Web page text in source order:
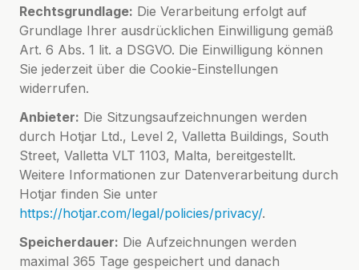
Rechtsgrundlage: Die Verarbeitung erfolgt auf
Grundlage Ihrer ausdrücklichen Einwilligung gemäß
Art. 6 Abs. 1 lit. a DSGVO. Die Einwilligung können
Sie jederzeit über die Cookie-Einstellungen
widerrufen.
Anbieter: Die Sitzungsaufzeichnungen werden
durch Hotjar Ltd., Level 2, Valletta Buildings, South
Street, Valletta VLT 1103, Malta, bereitgestellt.
Weitere Informationen zur Datenverarbeitung durch
Hotjar finden Sie unter
https://hotjar.com/legal/policies/privacy/.
Speicherdauer: Die Aufzeichnungen werden
maximal 365 Tage gespeichert und danach